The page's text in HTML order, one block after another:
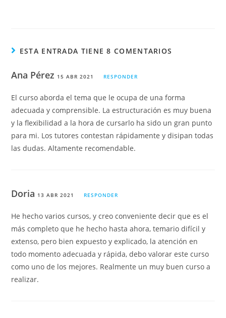
ESTA ENTRADA TIENE 8 COMENTARIOS
Ana Pérez 15 ABR 2021 RESPONDER
El curso aborda el tema que le ocupa de una forma
adecuada y comprensible. La estructuración es muy buena
y la flexibilidad a la hora de cursarlo ha sido un gran punto
para mi. Los tutores contestan rápidamente y disipan todas
las dudas. Altamente recomendable.
Doria 13 ABR 2021 RESPONDER
He hecho varios cursos, y creo conveniente decir que es el
más completo que he hecho hasta ahora, temario difícil y
extenso, pero bien expuesto y explicado, la atención en
todo momento adecuada y rápida, debo valorar este curso
como uno de los mejores. Realmente un muy buen curso a
realizar.